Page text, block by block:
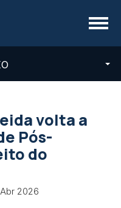
Menu
volta a
Pós-
do
2026